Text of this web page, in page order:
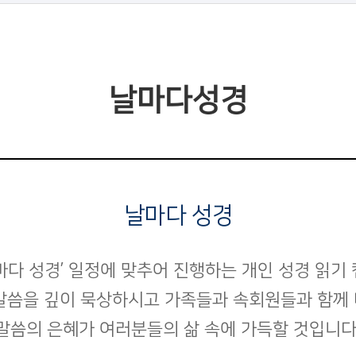
날마다성경
날마다 성경
다 성경’ 일정에 맞추어 진행하는 개인 성경 읽기
씀을 깊이 묵상하시고 가족들과 속회원들과 함께
씀의 은혜가 여러분들의 삶 속에 가득할 것입니